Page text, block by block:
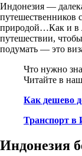
Индонезия —
путешественников
природой…Как и в
путешествии,
подумать — это
Что нужно
Читайте в
Как дешево
Транспорт в
Индонезия